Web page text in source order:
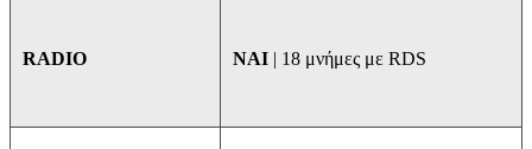
RADIO ΝΑΙ | 18 μνήμες με RDS